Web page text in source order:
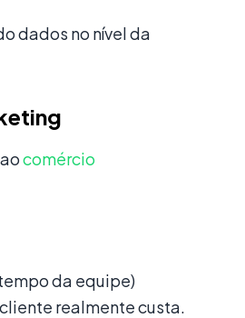
dados no nível da
comércio
da equipe)
realmente custa.